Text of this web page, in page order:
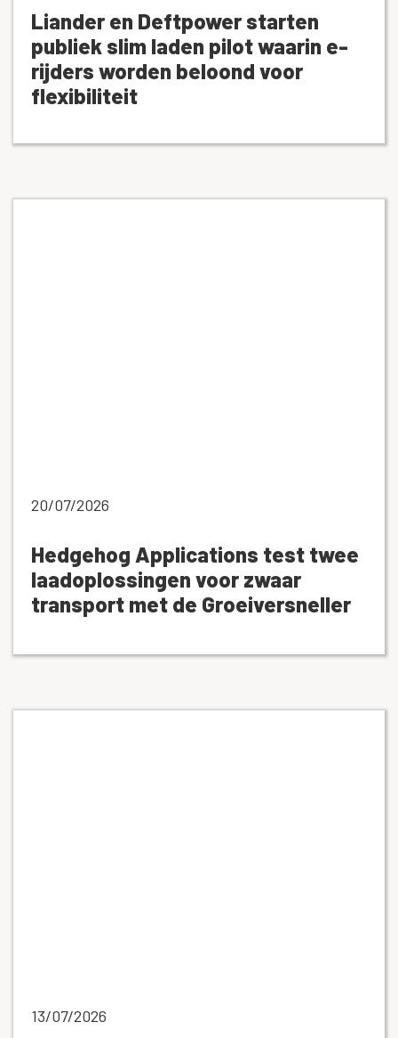
Liander en Deftpower starten
publiek slim laden pilot waarin e-
rijders worden beloond voor
flexibiliteit
20/07/2026
Hedgehog Applications test twee
laadoplossingen voor zwaar
transport met de Groeiversneller
13/07/2026